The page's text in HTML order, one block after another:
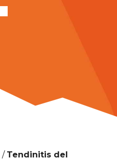
/ Tendinitis del